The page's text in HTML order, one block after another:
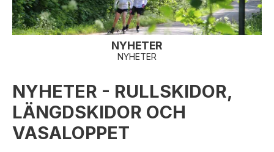
NYHETER
NYHETER
NYHETER - RULLSKIDOR,
LÄNGDSKIDOR OCH
VASALOPPET